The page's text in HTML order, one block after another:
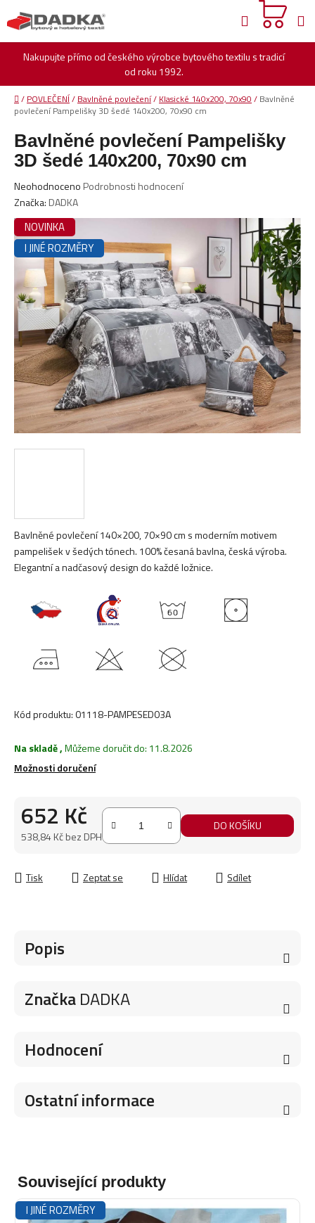
na
obsah
Nakupujte přímo od českého výrobce bytového textilu s tradicí
od roku 1992.
Hledat
Domů
/ POVLEČENÍ/ Bavlněné povlečení/ Klasické 140x200, 70x90 / Bavlněné
povlečení Pampelišky 3D šedé 140x200, 70x90 cm
Bavlněné povlečení 140×200, 70×90 cm s moderním motivem
pampelišek v šedých tónech. 100% česaná bavlna, česká výroba.
Elegantní a nadčasový design do každé ložnice.
Kód produktu:01118-PAMPESED03A
Na skladě,Můžeme doručit do: 11.8.2026
Možnosti doručení
652 Kč
538,84 Kč bez DPH
DO KOŠÍKU
Tisk Zeptat se Hlídat Sdílet
Bavlněné povlečení Pampelišky
3D šedé 140x200, 70x90 cm
Průměrné
hodnocení
produktu
je
0,0
5
hvězdiček.
Neohodnoceno Podrobnosti hodnocení
Značka: DADKA
NOVINKA
I JINÉ ROZMĚRY
Popis
ZnačkaDADKA
Hodnocení
Ostatní informace
Související produkty
I JINÉ ROZMĚRY